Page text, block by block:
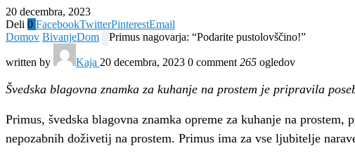
20 decembra, 2023
Deli 0 FacebookTwitterPinterestEmail
Domov BivanjeDom Primus nagovarja: “Podarite pustolovščino!”
written by Kaja 20 decembra, 2023 0 comment 265 ogledov
Švedska blagovna znamka za kuhanje na prostem je pripravila
Primus, švedska blagovna znamka opreme za kuhanje na
nepozabnih doživetij na prostem. Primus ima za vse ljubitelje